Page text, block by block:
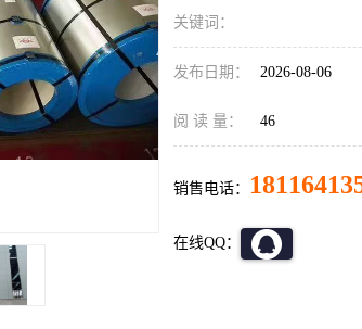
关键词：
发布日期： 2026-08-06
阅 读 量： 46
销售电话：
在线QQ：